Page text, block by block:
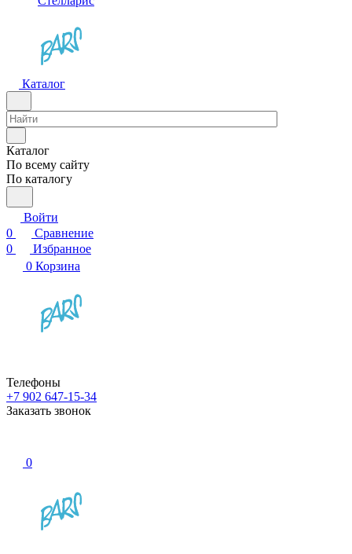
Каталог
Каталог
По всему сайту
По каталогу
Войти
0
Сравнение
0
Избранное
0 Корзина
Телефоны
+7 902 647-15-34
Заказать звонок
0